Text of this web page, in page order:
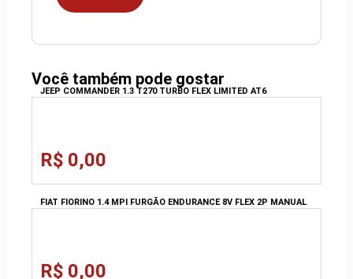
Você também pode gostar
JEEP COMMANDER 1.3 T270 TURBO FLEX LIMITED AT6
R$ 0,00
FIAT FIORINO 1.4 MPI FURGÃO ENDURANCE 8V FLEX 2P MANUAL
R$ 0,00